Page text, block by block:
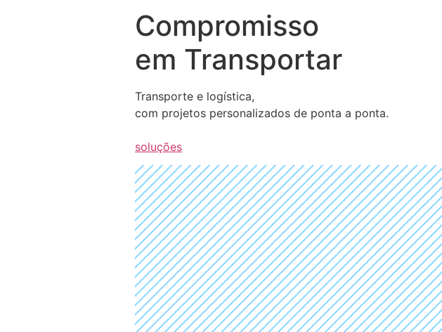
Compromisso
em Transportar
Transporte e logística,
com projetos personalizados de ponta a ponta.
soluções